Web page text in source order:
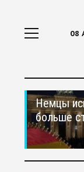
08
Немцы
больше